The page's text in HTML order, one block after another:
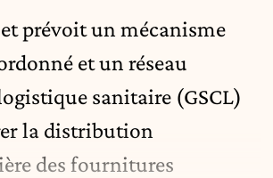
prévoit un mécanisme
et un réseau
sanitaire (GSCL)
la distribution
des fournitures